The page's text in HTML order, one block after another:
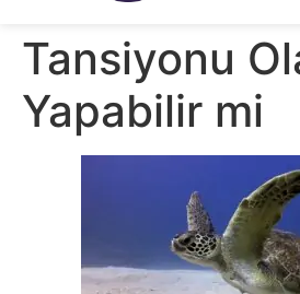
Tansiyonu
Yapabilir mi